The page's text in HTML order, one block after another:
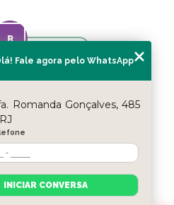
Fernandes
equipe!!
Fale agora pelo WhatsApp
Romanda Gonçalves, 485
INICIAR CONVERSA